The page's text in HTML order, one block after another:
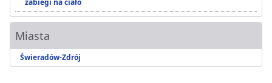
zabiegi na ciało
Miasta
Świeradów-Zdrój